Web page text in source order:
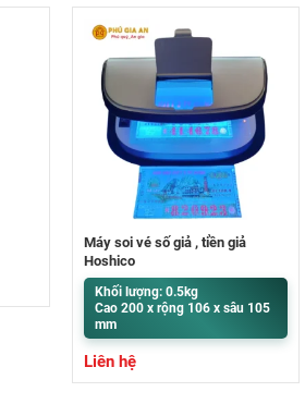
Máy soi vé số giả , tiền giả
Hoshico
Khối lượng: 0.5kg
Cao 200 x rộng 106 x sâu 105
mm
Liên hệ